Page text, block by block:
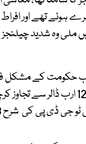
وہ شدید چیلنجز
حکومت کے مشکل
8 فیصد سے بڑھ کر 10 فیصد ہوگئی۔